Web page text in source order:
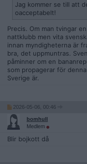
Jag kommer se till att
oacceptabelt!
Precis. Om man tvingar
nattklubb men vita
innan myndigheterna är
bra, det uppmuntras.
påminner om en
som propagerar för
Sverige är.
2026-05-06, 00:46
bomhull
Medlem
Blir bojkott då